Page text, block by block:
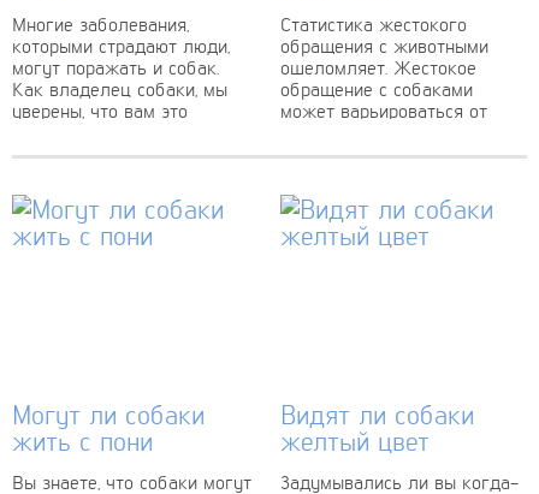
Многие заболевания,
которыми страдают люди,
могут поражать и собак.
Как владелец собаки, мы
уверены, что вам это
что ваш питомец,...
Статистика жестокого
обращения с животными
ошеломляет. Жестокое
обращение с собаками
может варьироваться от
пренебрежительного
эмоционального насилия. По
данным...
Могут ли собаки
жить с пони
Вы знаете, что собаки могут
Видят ли собаки
желтый цвет
Задумывались ли вы когда-